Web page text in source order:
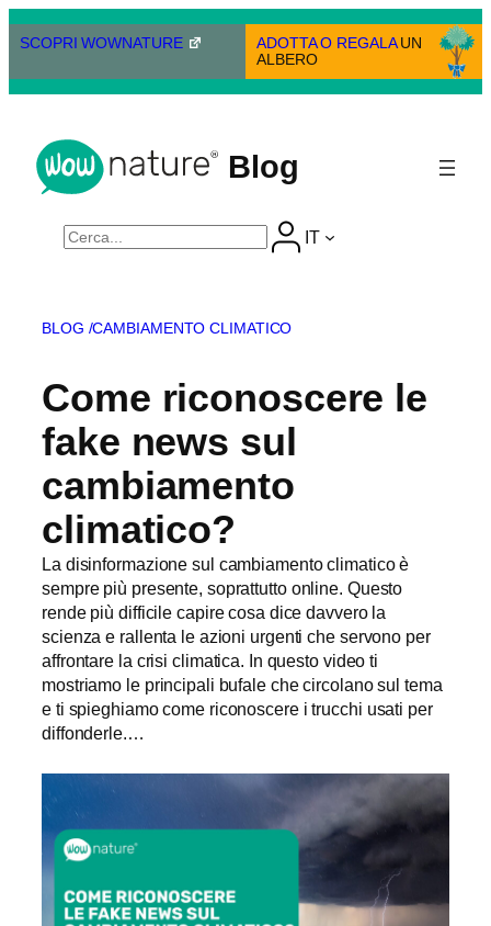
Vai
alSCOPRI WOWNATURE ADOTTA O REGALAUN
ALBERO
Blog
Cerca IT
BLOG /CAMBIAMENTO CLIMATICO
Come riconoscere le
fake news sul
cambiamento
climatico?
La disinformazione sul cambiamento climatico è
sempre più presente, soprattutto online. Questo
rende più difficile capire cosa dice davvero la
scienza e rallenta le azioni urgenti che servono per
affrontare la crisi climatica. In questo video ti
mostriamo le principali bufale che circolano sul tema
e ti spieghiamo come riconoscere i trucchi usati per
diffonderle.…